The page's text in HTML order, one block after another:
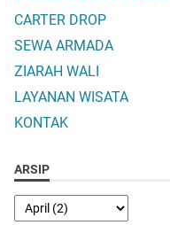
CARTER DROP
SEWA ARMADA
ZIARAH WALI
LAYANAN WISATA
KONTAK
ARSIP